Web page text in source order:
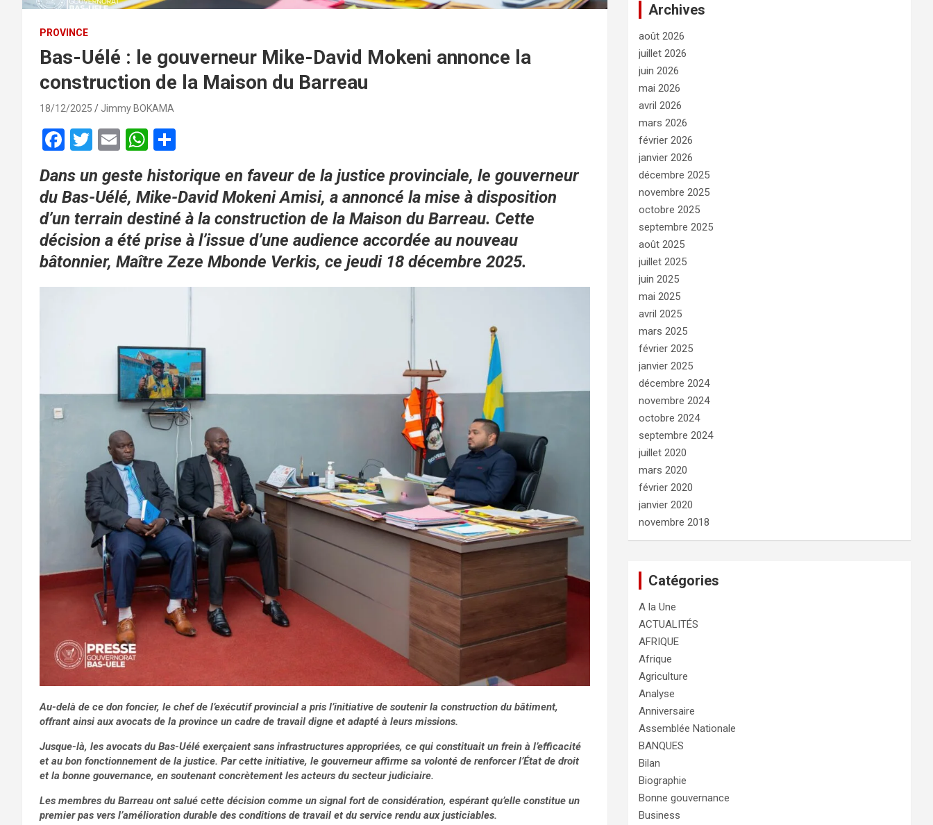
PROVINCE
Bas-Uélé : le gouverneur Mike-David Mokeni annonce la
construction de la Maison du Barreau
18/12/2025 Jimmy BOKAMA
F
ce
b
o
o
k
T
tt
er
E
ail
W
h
at
s
A
p
p
ar
ta
g
er
Dans un geste historique en faveur de la justice provinciale, le gouverneur
du Bas-Uélé, Mike-David Mokeni Amisi, a annoncé la mise à disposition
d’un terrain destiné à la construction de la Maison du Barreau. Cette
décision a été prise à l’issue d’une audience accordée au nouveau
bâtonnier, Maître Zeze Mbonde Verkis, ce jeudi 18 décembre 2025.
Au-delà de ce don foncier, le chef de l’exécutif provincial a pris l’initiative de soutenir la construction du bâtiment,
offrant ainsi aux avocats de la province un cadre de travail digne et adapté à leurs missions.
Jusque-là, les avocats du Bas-Uélé exerçaient sans infrastructures appropriées, ce qui constituait un frein à l’efficacité
et au bon fonctionnement de la justice. Par cette initiative, le gouverneur affirme sa volonté de renforcer l’État de droit
et la bonne gouvernance, en soutenant concrètement les acteurs du secteur judiciaire.
Les membres du Barreau ont salué cette décision comme un signal fort de considération, espérant qu’elle constitue un
premier pas vers l’amélioration durable des conditions de travail et du service rendu aux justiciables.
Archives
août 2026
juillet 2026
juin 2026
mai 2026
avril 2026
mars 2026
février 2026
janvier 2026
décembre 2025
novembre 2025
octobre 2025
septembre 2025
août 2025
juillet 2025
juin 2025
mai 2025
avril 2025
mars 2025
février 2025
janvier 2025
décembre 2024
novembre 2024
octobre 2024
septembre 2024
juillet 2020
mars 2020
février 2020
janvier 2020
novembre 2018
Catégories
A la Une
ACTUALITÉS
AFRIQUE
Afrique
Agriculture
Analyse
Anniversaire
Assemblée Nationale
BANQUES
Bilan
Biographie
Bonne gouvernance
Business